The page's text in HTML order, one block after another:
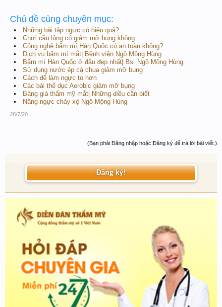
Chủ đề cùng chuyên mục:
Những bài tập ngực có hiệu quả?
Chơi cầu lông có giảm mỡ bụng không
Công nghệ bấm mí Hàn Quốc có an toàn không?
Dịch vụ bấm mí mắt| Bệnh viện Ngô Mộng Hùng
Bấm mí Hàn Quốc ở đâu đẹp nhất| Bs. Ngô Mộng Hùng
Sử dụng nước ép cà chua giảm mỡ bụng
Cách để làm ngực to hơn
Các bài thể dục Aerobic giảm mỡ bụng
Bảng giá thẩm mỹ mắt| Những điều cần biết
Nâng ngực chảy xệ Ngô Mộng Hùng
28/7/20
(Bạn phải Đăng nhập hoặc Đăng ký để trả lời bài viết.)
Đăng ký!